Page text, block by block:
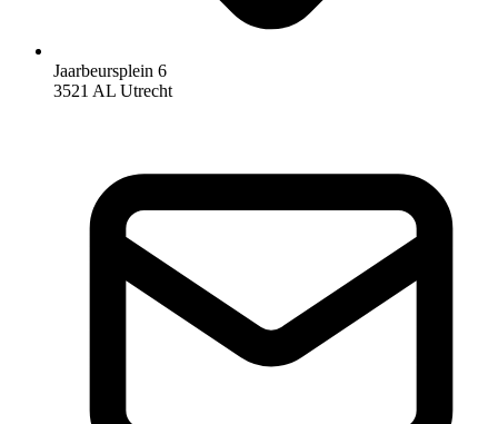
Jaarbeursplein 6
3521 AL Utrecht